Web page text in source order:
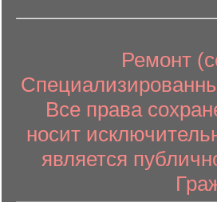
Ремонт
Все права
носит
является